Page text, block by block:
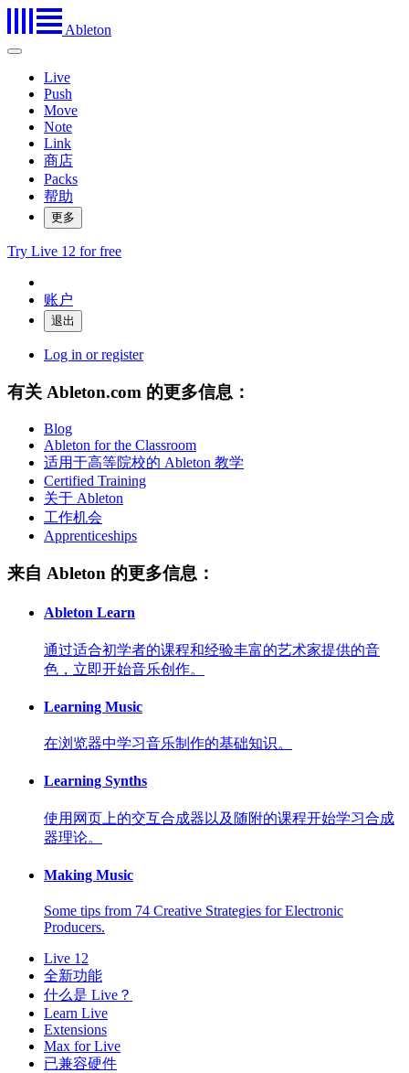
Ableton
Live
Push
Move
Note
Link
商店
Packs
帮助
更多
Try Live 12 for free
账户
Log in or register
有关 Ableton.com 的更多信息：
Blog
Ableton for the Classroom
适用于高等院校的 Ableton 教学
Certified Training
关于 Ableton
工作机会
Apprenticeships
来自 Ableton 的更多信息：
Ableton Learn
通过适合初学者的课程和经验丰富的艺术家提供的音
色，立即开始音乐创作。
Learning Music
在浏览器中学习音乐制作的基础知识。
Learning Synths
使用网页上的交互合成器以及随附的课程开始学习合成
器理论。
Making Music
Some tips from 74 Creative Strategies for Electronic
Producers.
Live 12
全新功能
什么是 Live？
Learn Live
Extensions
Max for Live
已兼容硬件